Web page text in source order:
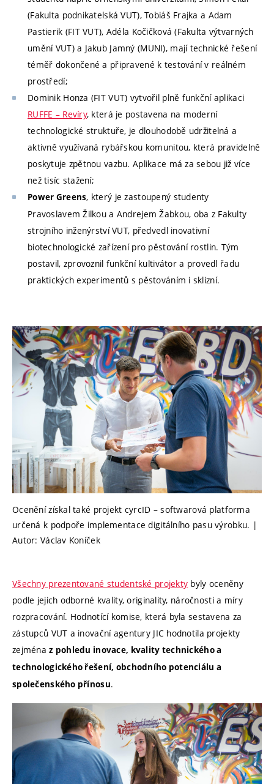
(Fakulta podnikatelská VUT), Tobiáš Frajka a Adam
Pastierik (FIT VUT), Adéla Kočičková (Fakulta výtvarných
umění VUT) a Jakub Jamný (MUNI), mají technické řešení
téměř dokončené a připravené k testování v reálném
prostředí;
Dominik Honza (FIT VUT) vytvořil plně funkční aplikaci
RUFFE – Revíry, která je postavena na moderní
technologické struktuře, je dlouhodobě udržitelná a
aktivně využívaná rybářskou komunitou, která pravidelně
poskytuje zpětnou vazbu. Aplikace má za sebou již více
než tisíc stažení;
Power Greens, který je zastoupený studenty
Pravoslavem Žilkou a Andrejem Žabkou, oba z Fakulty
strojního inženýrství VUT, předvedl inovativní
biotechnologické zařízení pro pěstování rostlin. Tým
postavil, zprovoznil funkční kultivátor a provedl řadu
praktických experimentů s pěstováním i sklizní.
Ocenění získal také projekt cyrcID – softwarová platforma
určená k podpoře implementace digitálního pasu výrobku. |
Autor: Václav Koníček
Všechny prezentované studentské projekty byly oceněny
podle jejich odborné kvality, originality, náročnosti a míry
rozpracování. Hodnotící komise, která byla sestavena za
zástupců VUT a inovační agentury JIC hodnotila projekty
zejménaz pohledu inovace, kvality technického a
technologického řešení, obchodního potenciálu a
společenského přínosu.